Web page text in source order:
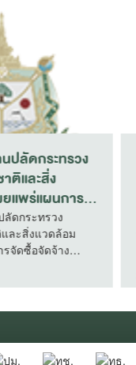
กรทางทะเล
กาศผู้ชนะ
เหมาบริการ
ำนักงาน
ณ พ.ศ. 2569
ง (กองอนุรักษ์
างทะเลและ
ผู้ชนะการเสนอ
งานบริหารจัดการ
ะจง (กองอนุรักษ์